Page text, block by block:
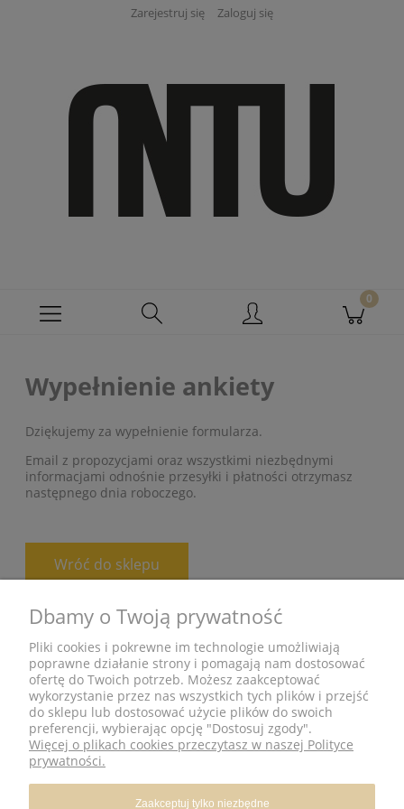
Zarejestruj się Zaloguj się
Wypełnienie ankiety
Dziękujemy za wypełnienie formularza.
Email z propozycjami oraz wszystkimi niezbędnymi
informacjami odnośnie przesyłki i płatności otrzymasz
następnego dnia roboczego.
Wróć do sklepu
POMOC
O NAS
PŁATNOŚCI DOSTAWA ZWROTY
Dbamy o Twoją prywatność
Pliki cookies i pokrewne im technologie umożliwiają
poprawne działanie strony i pomagają nam dostosować
ofertę do Twoich potrzeb. Możesz zaakceptować
wykorzystanie przez nas wszystkich tych plików i przejść
do sklepu lub dostosować użycie plików do swoich
preferencji, wybierając opcję "Dostosuj zgody".
Więcej o plikach cookies przeczytasz w naszej Polityce
prywatności.
Zaakceptuj tylko niezbędne